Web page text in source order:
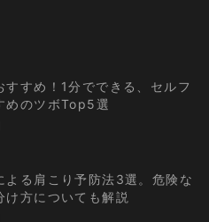
すすめ！1分でできる、セルフ
めのツボTop5選
よる肩こり予防法3選。危険な
け方についても解説